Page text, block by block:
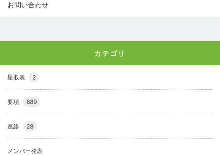
お問い合わせ
カテゴリ
星取表 2
要項 889
連絡 28
メンバー発表